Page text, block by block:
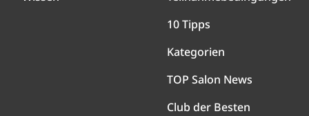
10 Tipps
Kategorien
TOP Salon News
Club der Besten